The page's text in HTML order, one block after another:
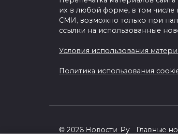
их в любой форме, в том числе
СМИ, возможно только при
ссылки на использованные
Условия использования
Политика использования
© 2026 Новости-Ру - Главные